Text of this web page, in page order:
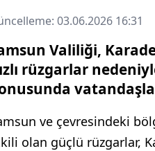
03.06.2026 16:31
Valiliği,
rüzgarlar
ve çevresindeki
olan güçlü rüzgarlar,